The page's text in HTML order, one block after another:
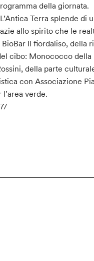
della giornata.
Terra splende di
allo spirito che le
Il fiordaliso, della
cibo: Monococco della
della parte
con Associazione
verde.